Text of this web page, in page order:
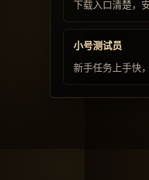
下载入口清楚，
小号测试员
新手任务上手快